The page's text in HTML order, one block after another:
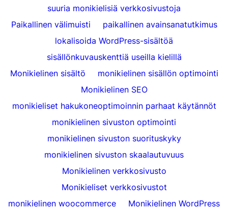
suuria monikielisiä verkkosivustoja
Paikallinen välimuisti
paikallinen avainsanatutkimus
lokalisoida WordPress-sisältöä
sisällönkuvauskenttiä useilla kielillä
Monikielinen sisältö
monikielinen sisällön optimointi
Monikielinen SEO
monikieliset hakukoneoptimoinnin parhaat käytännöt
monikielinen sivuston optimointi
monikielinen sivuston suorituskyky
monikielinen sivuston skaalautuvuus
Monikielinen verkkosivusto
Monikieliset verkkosivustot
monikielinen woocommerce
Monikielinen WordPress